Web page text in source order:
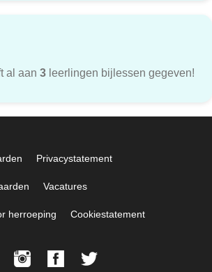
al aan 3 leerlingen bijlessen gegeven!
Privacystatement
Vacatures
herroeping Cookiestatement